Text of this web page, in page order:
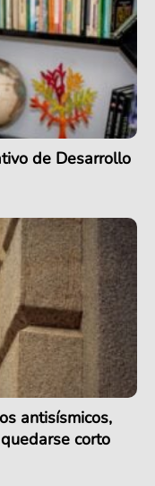
de Desarrollo
antisísmicos,
corto